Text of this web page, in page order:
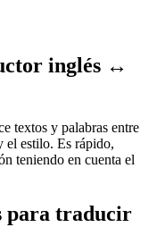
inglés ↔
textos y palabras entre
el estilo. Es rápido,
teniendo en cuenta el
para traducir